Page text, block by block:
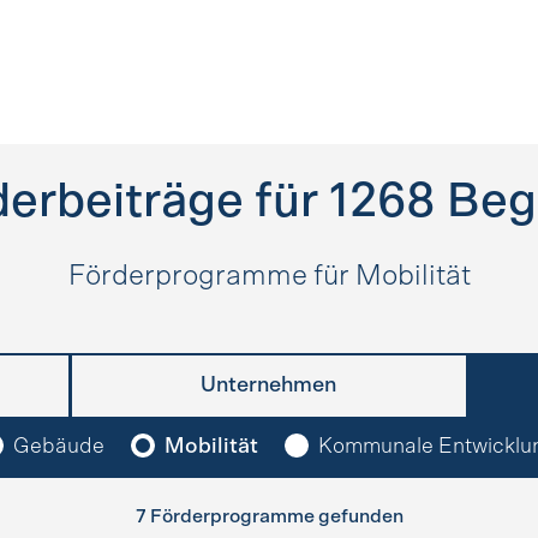
für 1268
Förderprogramme für Mobilität
Unternehmen
Gebäude Mobilität Kommunale
7 Förderprogramme gefunden